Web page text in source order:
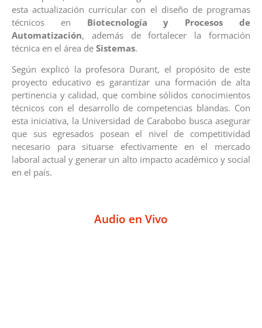
esta actualización curricular con el diseño de programas
técnicos en Biotecnología y Procesos de
Automatización, además de fortalecer la formación
técnica en el área de Sistemas.
Según explicó la profesora Durant, el propósito de este
proyecto educativo es garantizar una formación de alta
pertinencia y calidad, que combine sólidos conocimientos
técnicos con el desarrollo de competencias blandas. Con
esta iniciativa, la Universidad de Carabobo busca asegurar
que sus egresados posean el nivel de competitividad
necesario para situarse efectivamente en el mercado
laboral actual y generar un alto impacto académico y social
en el país.
Audio en Vivo